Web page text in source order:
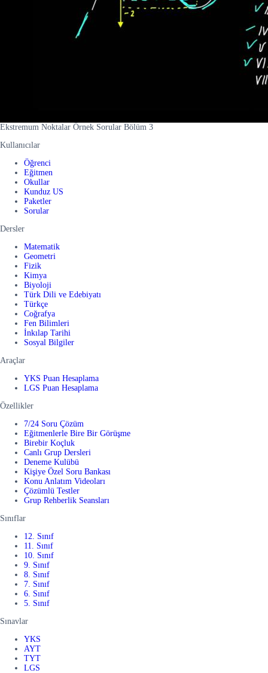
Ekstremum Noktalar Örnek Sorular Bölüm 3
Kullanıcılar
Öğrenci
Eğitmen
Okullar
Kunduz US
Paketler
Sorular
Dersler
Matematik
Geometri
Fizik
Kimya
Biyoloji
Türk Dili ve Edebiyatı
Türkçe
Coğrafya
Fen Bilimleri
İnkılap Tarihi
Sosyal Bilgiler
Araçlar
YKS Puan Hesaplama
LGS Puan Hesaplama
Özellikler
7/24 Soru Çözüm
Eğitmenlerle Bire Bir Görüşme
Birebir Koçluk
Canlı Grup Dersleri
Deneme Kulübü
Kişiye Özel Soru Bankası
Konu Anlatım Videoları
Çözümlü Testler
Grup Rehberlik Seansları
Sınıflar
12. Sınıf
11. Sınıf
10. Sınıf
9. Sınıf
8. Sınıf
7. Sınıf
6. Sınıf
5. Sınıf
Sınavlar
YKS
AYT
TYT
LGS